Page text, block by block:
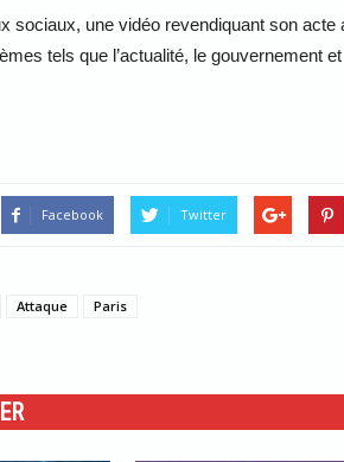
sociaux, une vidéo revendiquant son acte
tels que l’actualité, le gouvernement
Facebook Twitter
Attaque Paris